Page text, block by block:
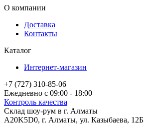
О компании
Доставка
Контакты
Каталог
Интернет-магазин
+7 (727) 310-85-06
Ежедневно с 09:00 - 18:00
Контроль качества
Склад шоу-рум в г. Алматы
A20K5D0, г. Алматы, ул. Казыбаева, 12Б